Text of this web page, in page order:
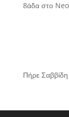
8άδα στο
Πήρε Σαββίδη